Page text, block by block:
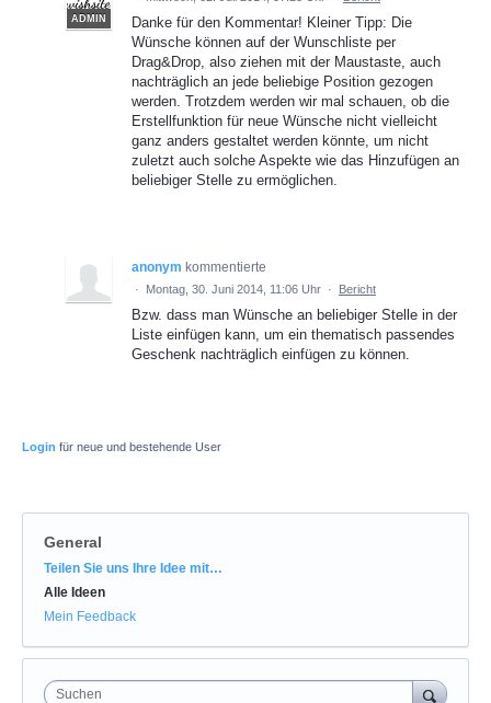
ADMIN
Danke für den Kommentar! Kleiner Tipp: Die
Wünsche können auf der Wunschliste per
Drag&Drop, also ziehen mit der Maustaste, auch
nachträglich an jede beliebige Position gezogen
werden. Trotzdem werden wir mal schauen, ob die
Erstellfunktion für neue Wünsche nicht vielleicht
ganz anders gestaltet werden könnte, um nicht
zuletzt auch solche Aspekte wie das Hinzufügen an
beliebiger Stelle zu ermöglichen.
anonym kommentierte
· Montag, 30. Juni 2014, 11:06 Uhr · Bericht
Bzw. dass man Wünsche an beliebiger Stelle in der
Liste einfügen kann, um ein thematisch passendes
Geschenk nachträglich einfügen zu können.
Login für neue und bestehende User
General
Kategorien
Teilen Sie uns Ihre Idee mit…
Alle Ideen
Mein Feedback
Suchen